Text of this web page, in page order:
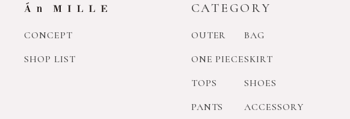
CONCEPT
SHOP LIST
CATEGORY
OUTER
ONE PIECE
TOPS
PANTS
BAG
SKIRT
SHOES
ACCESSORY